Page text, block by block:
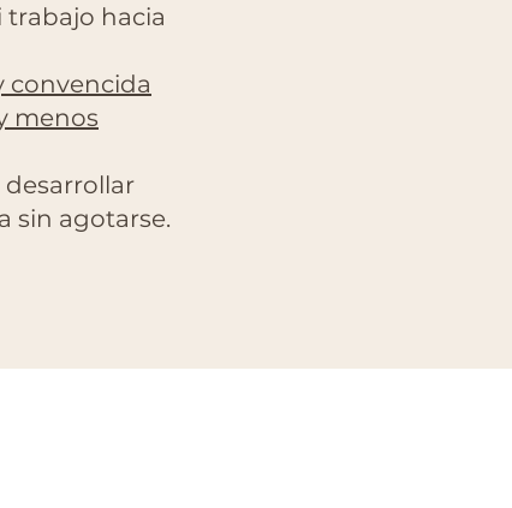
trabajo hacia
convencida
menos
sin agotarse.